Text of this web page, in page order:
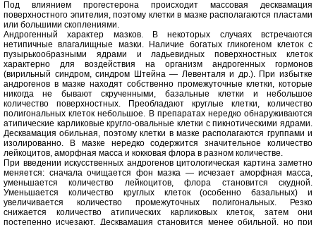
Под влиянием прогестерона происходит массовая десквамация
поверхностного эпителия, поэтому клетки в мазке располагаются пластами
или большими скоплениями.
Андрогенный характер мазков. В некоторых случаях встречаются
нетипичные влагалищные мазки. Наличие богатых гликогеном клеток с
пузырькообразными ядрами и ладьевидных поверхностных клеток
характерно для воздействия на организм андрогенных гормонов
(вирильный синдром, синдром Штейна — Левенталя и др.). При избытке
андрогенов в мазке находят собственно промежуточные клетки, которые
никогда не бывают скрученными, базальные клетки и небольшое
количество поверхностных. Преобладают круглые клетки, количество
полигональных клеток небольшое. В препаратах нередко обнаруживаются
атипические карликовые кругло-овальные клетки с пикнотическими ядрами.
Десквамация обильная, поэтому клетки в мазке располагаются группами и
изолированно. В мазке нередко содержится значительное количество
лейкоцитов, аморфная масса и кокковая флора в разном количестве.
При введении искусственных андрогенов цитологическая картина заметно
меняется: сначала очищается фон мазка — исчезает аморфная масса,
уменьшается количество лейкоцитов, флора становится скудной.
Уменьшается количество круглых клеток (особенно базальных) и
увеличивается количество промежуточных полигональных. Резко
снижается количество атипических карликовых клеток, затем они
постепенно исчезают. Десквамация становится менее обильной, но при